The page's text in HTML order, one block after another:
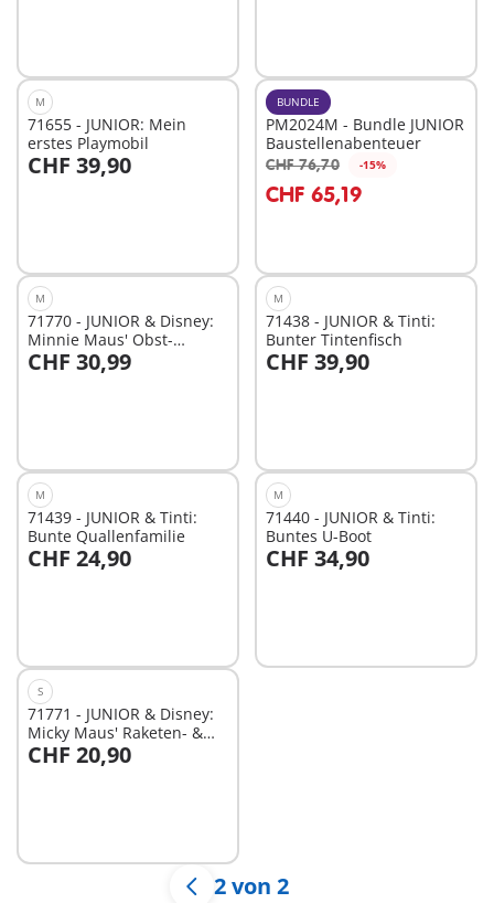
M
71655 - JUNIOR: Mein
erstes Playmobil
CHF 39,90
In den Warenkorb
BUNDLE
PM2024M - Bundle JUNIOR
Baustellenabenteuer
CHF 76,70 -15%
CHF 65,19
In den Warenkorb
M
71770 - JUNIOR & Disney:
Minnie Maus' Obst-
Transporter mit
Sortierspaß
CHF 30,99
In den Warenkorb
M
71438 - JUNIOR & Tinti:
Bunter Tintenfisch
CHF 39,90
In den Warenkorb
M
71439 - JUNIOR & Tinti:
Bunte Quallenfamilie
CHF 24,90
In den Warenkorb
M
71440 - JUNIOR & Tinti:
Buntes U-Boot
CHF 34,90
In den Warenkorb
S
71771 - JUNIOR & Disney:
Micky Maus' Raketen- &
Weltraum-Abenteuer
CHF 20,90
In den Warenkorb
2 von 2